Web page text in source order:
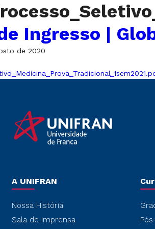
Ingresso |
de 2020
A UNIFRAN
Nossa História
Sala de Imprensa